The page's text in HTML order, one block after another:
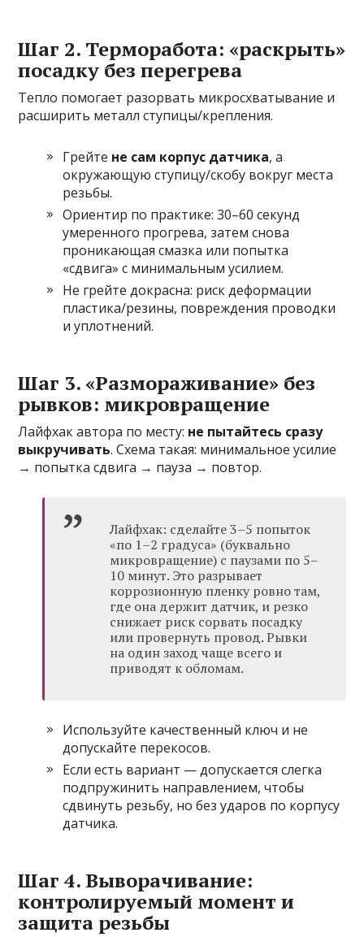
Шаг 2. Терморабота: «раскрыть»
посадку без перегрева
Тепло помогает разорвать микросхватывание и
расширить металл ступицы/крепления.
Грейте не сам корпус датчика, а
окружающую ступицу/скобу вокруг места
резьбы.
Ориентир по практике: 30–60 секунд
умеренного прогрева, затем снова
проникающая смазка или попытка
«сдвига» с минимальным усилием.
Не грейте докрасна: риск деформации
пластика/резины, повреждения проводки
и уплотнений.
Шаг 3. «Размораживание» без
рывков: микровращение
Лайфхак автора по месту: не пытайтесь сразу
выкручивать. Схема такая: минимальное усилие
→ попытка сдвига → пауза → повтор.
Лайфхак: сделайте 3–5 попыток
«по 1–2 градуса» (буквально
микровращение) с паузами по 5–
10 минут. Это разрывает
коррозионную пленку ровно там,
где она держит датчик, и резко
снижает риск сорвать посадку
или провернуть провод. Рывки
на один заход чаще всего и
приводят к обломам.
Используйте качественный ключ и не
допускайте перекосов.
Если есть вариант — допускается слегка
подпружинить направлением, чтобы
сдвинуть резьбу, но без ударов по корпусу
датчика.
Шаг 4. Выворачивание:
контролируемый момент и
защита резьбы